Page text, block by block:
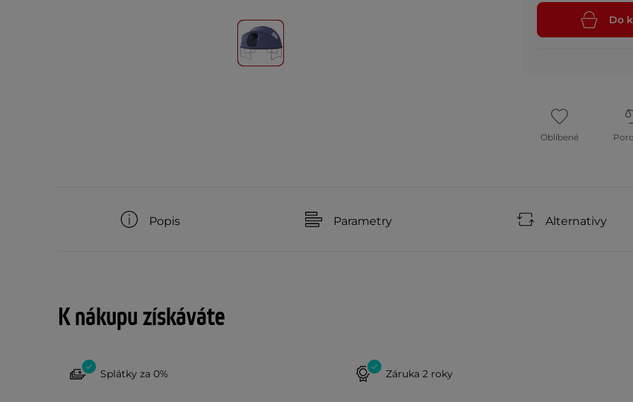
Do
Oblíbené
Popis Parametry Alternativy
K nákupu získáváte
Splátky za 0% Záruka 2 roky